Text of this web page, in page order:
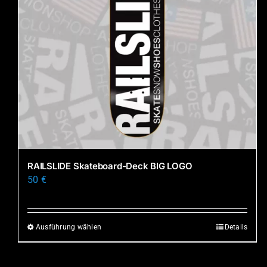
RAILSLIDE Skateboard-Deck BIG LOGO
50 €
Ausführung wählen
Produkt
Details